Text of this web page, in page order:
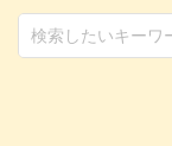
そんな飼い主さんの